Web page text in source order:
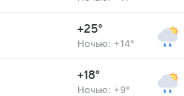
+25°
Ночью: +14°
+18°
Ночью: +9°